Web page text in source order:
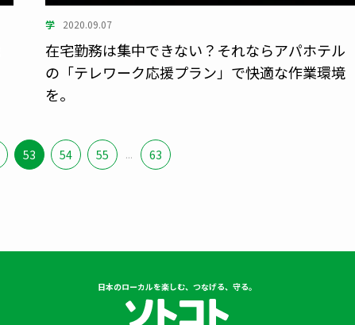
学 2020.09.07
在宅勤務は集中できない？それならアパホテル
の「テレワーク応援プラン」で快適な作業環境
を。
53 54 55 ... 63
日本のローカルを楽しむ、つなげる、守る。